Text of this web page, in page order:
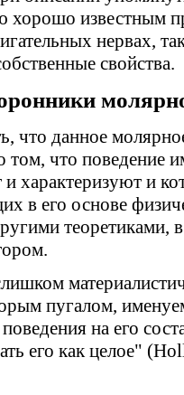
хорошо известным
нервах,
свойства.
что данное
том, что поведение
и характеризуют и
в его основе
теоретиками,
пугалом,
на его
его как целое"